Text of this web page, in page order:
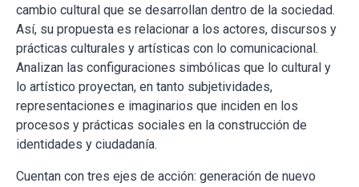
cambio cultural que se desarrollan dentro de la sociedad.
Así, su propuesta es relacionar a los actores, discursos y
prácticas culturales y artísticas con lo comunicacional.
Analizan las configuraciones simbólicas que lo cultural y
lo artístico proyectan, en tanto subjetividades,
representaciones e imaginarios que inciden en los
procesos y prácticas sociales en la construcción de
identidades y ciudadanía.
Cuentan con tres ejes de acción: generación de nuevo